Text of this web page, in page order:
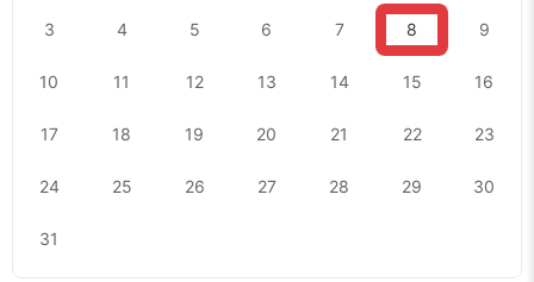
3 4 5 6 7 8 9
10 11 12 13 14 15 16
17 18 19 20 21 22 23
24 25 26 27 28 29 30
31